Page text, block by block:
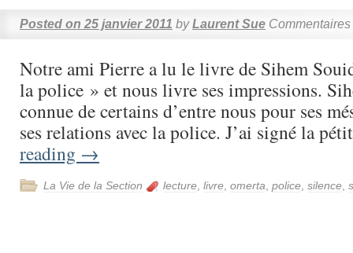
Posted on 25 janvier 2011 by Laurent Sue
Notre ami Pierre a lu le livre de Sihem
la police » et nous livre ses impressions.
connue de certains d’entre nous pour ses
ses relations avec la police. J’ai signé la
reading →
La Vie de la Section lecture livre omerta police silence